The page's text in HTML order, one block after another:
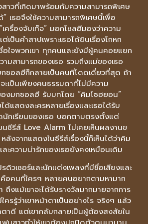
าวที่เกิดมาพร้อมกับความสามารถพิเศษ
เธอจึงใช้ความสามารถพิเศษนี้เพื่อ
ครื่องจับเท็จ” มอกโซลฮีมองว่าความ
เป็นคำสาปเพราะเธอได้ยินเรื่องโกหก
อใจพวกเขา ทุกคนและยังมีผู้คนคอยแยก
ามสามารถของเธอ รวมถึงแม่ของเธอ
ซอลฮีก็กลายเป็นคนที่โดดเดี่ยวที่สุด ถ้า
ะเป็นเพียงคนธรรมดาที่ไม่มีความ
งมกซอลฮี รับบทโดย “คิมโซฮยอน”
แสดงละครหลายเรื่องและเธอได้รับ
นักเรียนของเธอ บอกตามตรงตั้งแต่
ซีรีส์ Love Alarm ไม่เคยเห็นผลงานข
ลังจากแสดงในซีรีส์เรื่องนี้ก็เห็นได้ว่าคิม
ะความน่ารักของเธอยังคงเหมือนเดิม
ดิวเซอร์และนักแต่งเพลงที่มีชื่อเสียงและ
คือคนที่ใครๆ หลายคนอยากตามหามาก
ถึงแม้เขาจะได้รับรางวัลมากมายจากการ
รรู้ว่าเขาหน้าตาเป็นอย่างไร จริงๆ แล้ว
าดี แต่เขากลับกลายเป็นผู้ต้องสงสัยใน